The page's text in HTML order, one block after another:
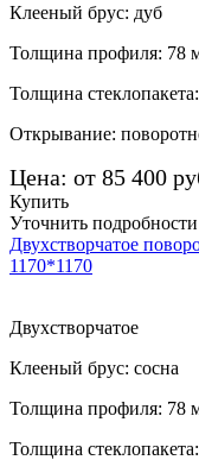
Клееный брус: дуб
Толщина профиля: 78
Толщина
Открывание:
Цена: от 85 400
Купить
Уточнить подробности
Двухстворчатое
1170*1170
Двухстворчатое
Клееный брус: сосна
Толщина профиля: 78
Толщина